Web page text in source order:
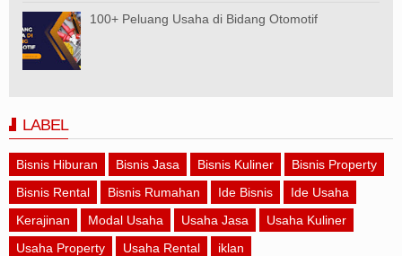
100+ Peluang Usaha di Bidang Otomotif
LABEL
Bisnis Hiburan Bisnis Jasa Bisnis Kuliner
Bisnis Property
Bisnis Rental
Bisnis Rumahan Ide Bisnis
Ide Usaha
Kerajinan
Modal Usaha Usaha Jasa
Usaha Kuliner
Usaha Property
Usaha Rental iklan